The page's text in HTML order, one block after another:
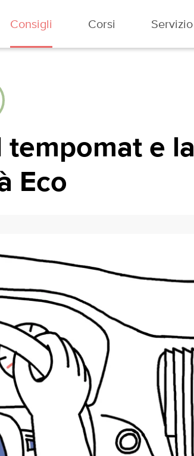
Consigli Corsi Servizio
tempomat e la
Eco